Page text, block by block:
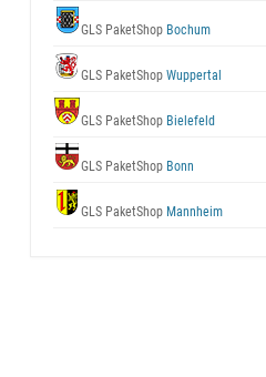
GLS PaketShop Bochum
GLS PaketShop Wuppertal
GLS PaketShop Bielefeld
GLS PaketShop Bonn
GLS PaketShop Mannheim